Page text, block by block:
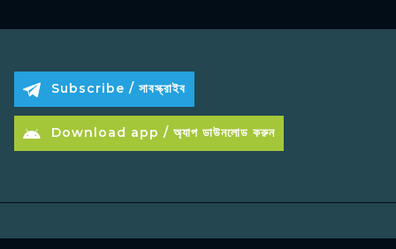
Subscribe / সাবস্ক্রাইব
Download app / অ্যাপ ডাউনলোড করুন